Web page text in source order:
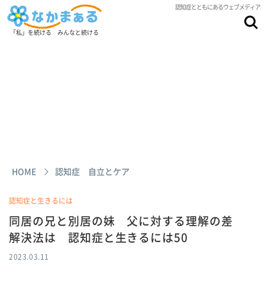
認知症とともにあるウェブメディア
「私」を続ける みんなと続ける
HOME 認知症 自立とケア
認知症と生きるには
同居の兄と別居の妹 父に対する理解の差
解決法は 認知症と生きるには50
2023.03.11